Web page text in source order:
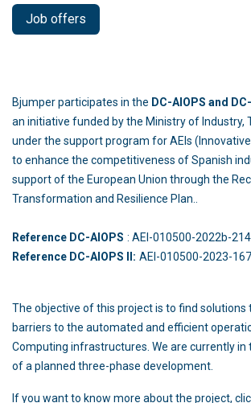
Job offers
Bjumper participates in the DC-AIOPS and DC-
an initiative funded by the Ministry of Industry,
under the support program for AEIs
to enhance the competitiveness of Spanish
support of the European Union through the
Transformation and Resilience Plan..
Reference DC-AIOPS : AEI-010500-
Reference DC-AIOPS II: AEI-010500-2023-
The objective of this project is to find solutions
barriers to the automated and efficient
Computing infrastructures. We are currently in
of a planned three-phase development.
If you want to know more about the project,